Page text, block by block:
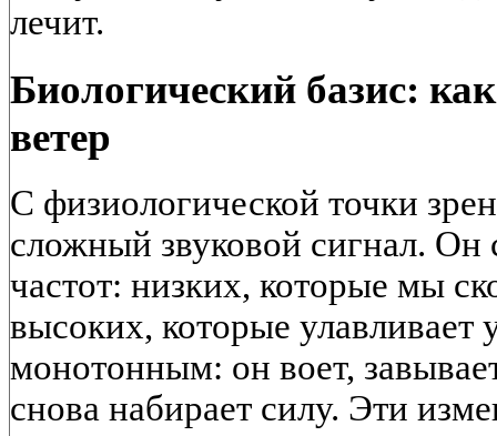
лечит.
Биологический базис:
ветер
С физиологической точки
сложный звуковой сигнал. Он
частот: низких, которые мы
высоких, которые улавливает
монотонным: он воет,
снова набирает силу. Эти